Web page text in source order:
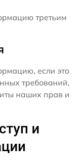
третьим
если это
требований,
наших прав и
и